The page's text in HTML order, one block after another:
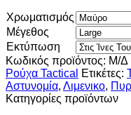
25.00€
through
27.00€
Χρωματισμός
Μέγεθος
Εκτύπωση
Κωδικός προϊόντος: Μ/Δ
Ρούχα Tactical
Ετικέτες:
Αστυνομία, Λιμενικο,
Κατηγορίες προϊόντων